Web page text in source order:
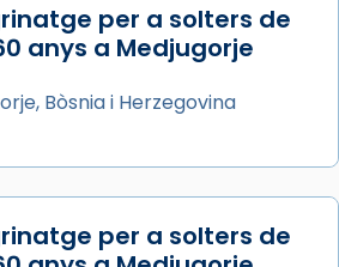
de juliol, ha tingut lloc la
gràcies en agraïment al
de la visita apostòlica
XIV a Barcelona, i als
la Catedral de Barcelona.
Barcelona, el cardenal Joan
per a solters de
anys a Medjugorje
Bòsnia i Herzegovina
per a solters de